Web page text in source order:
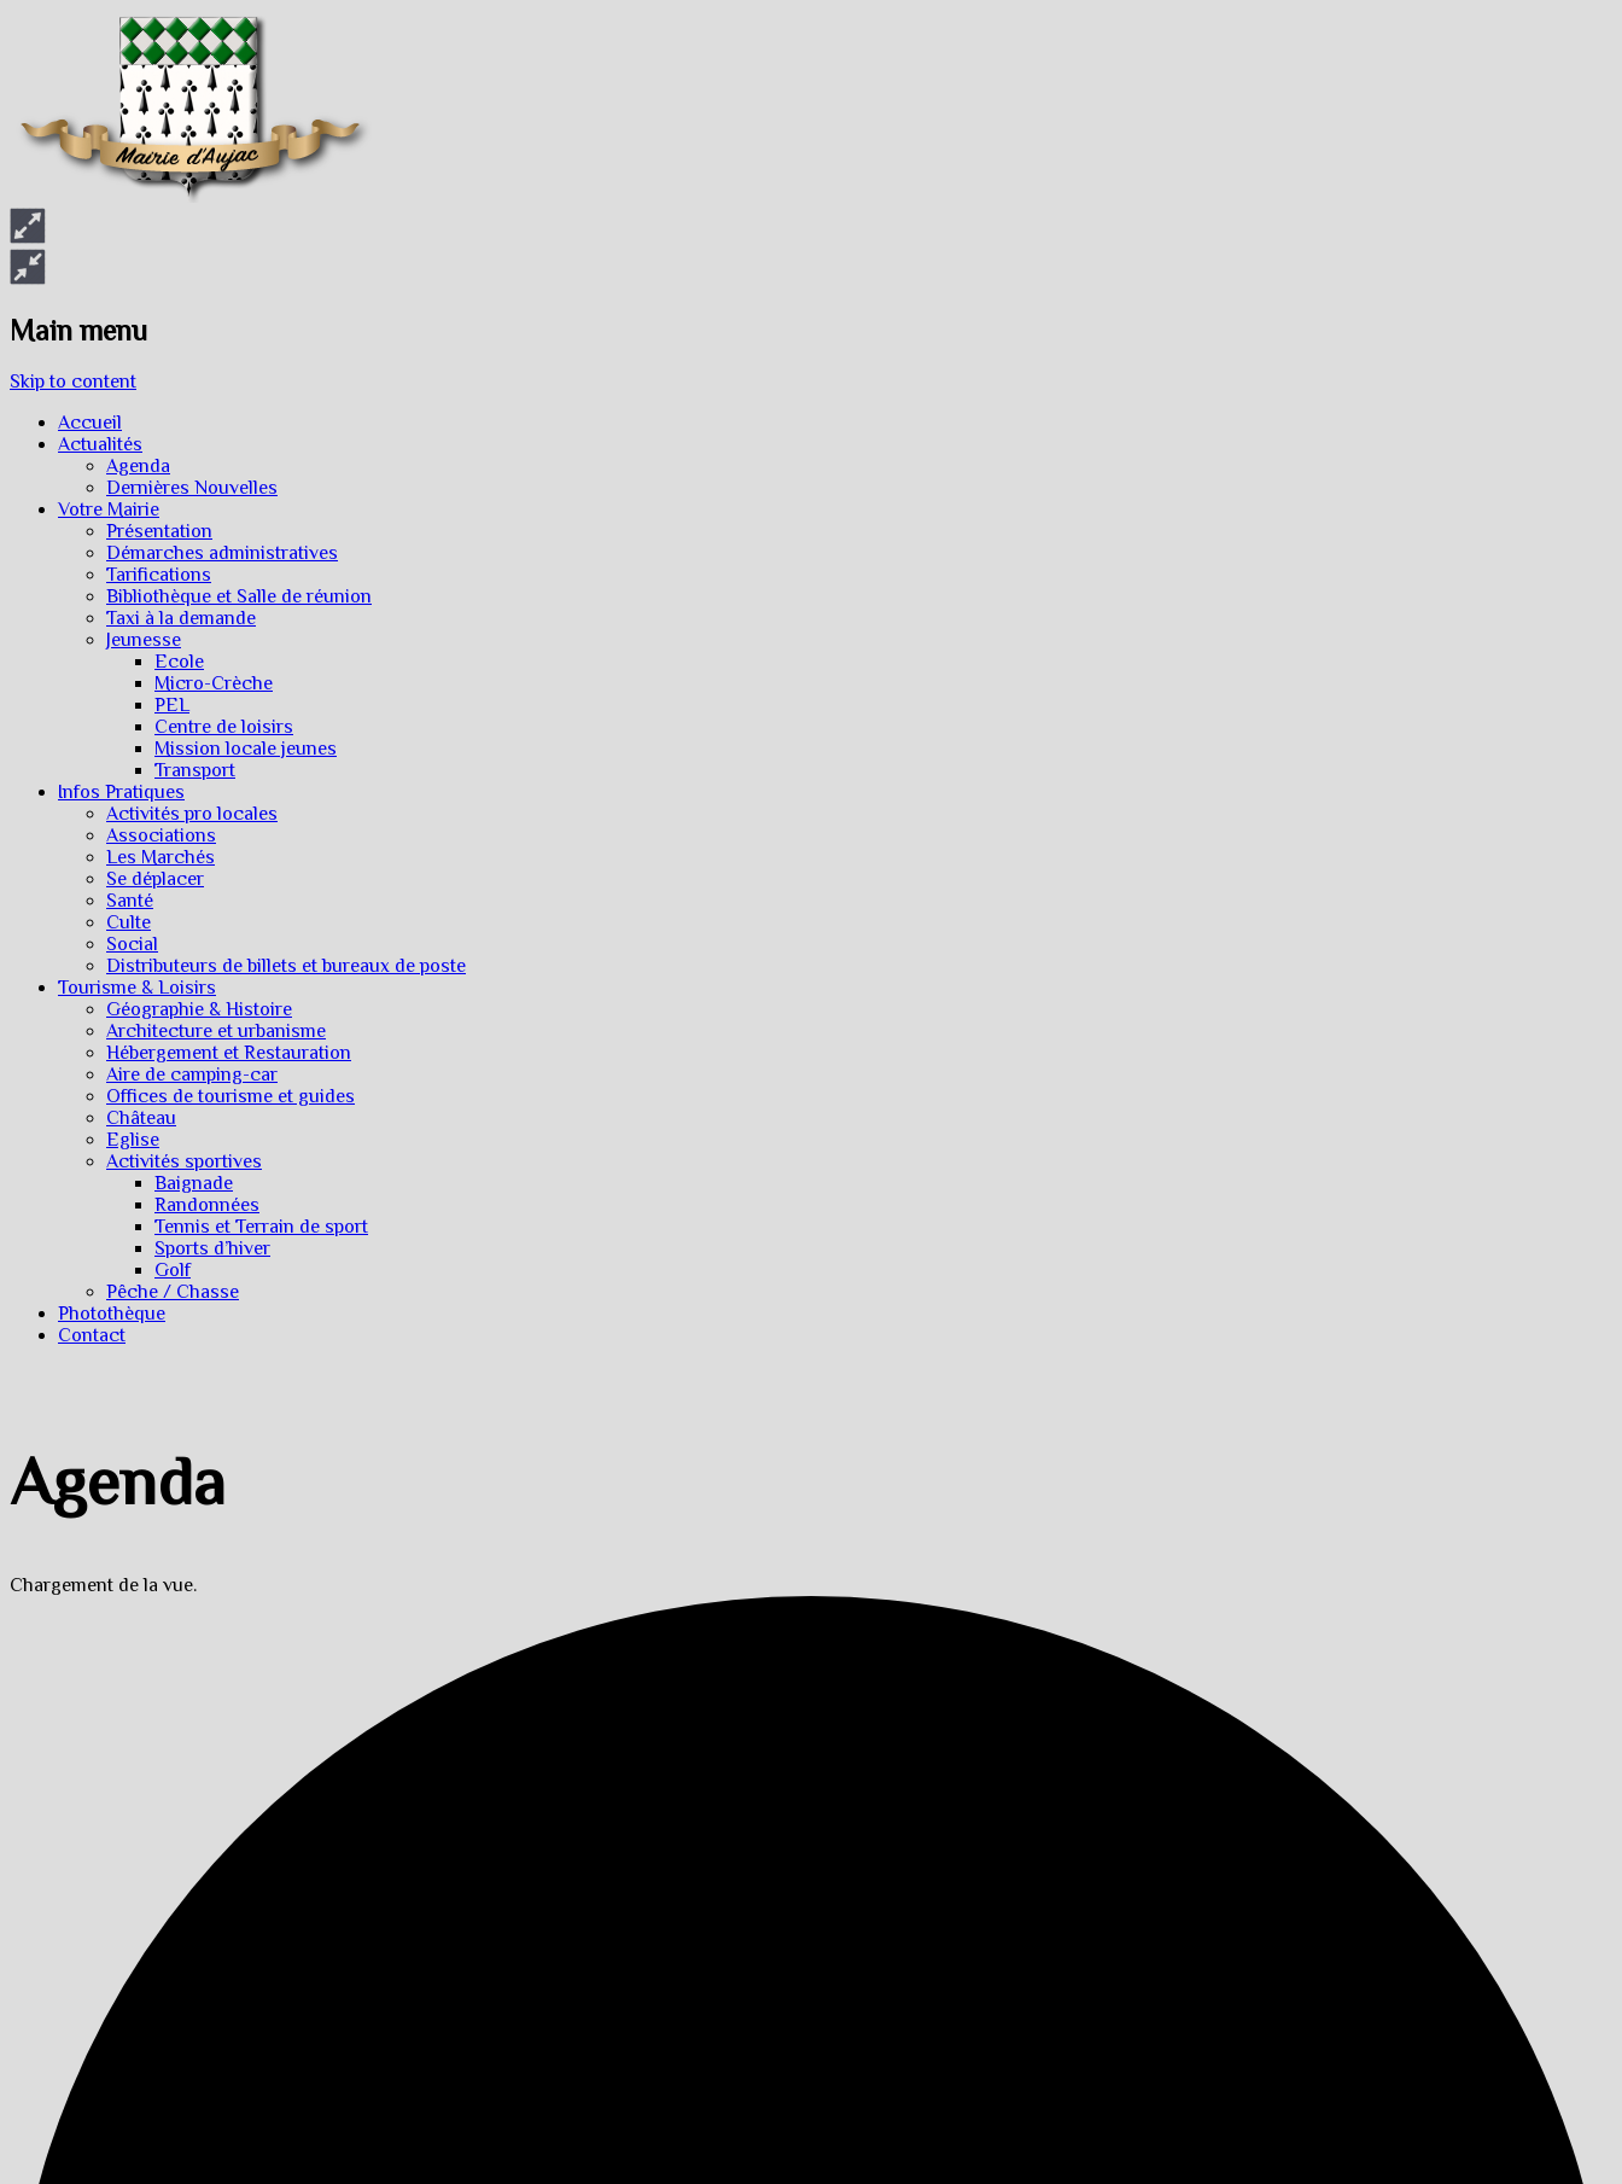
Main menu
Skip to content
Accueil
Actualités
Agenda
Dernières Nouvelles
Votre Mairie
Présentation
Démarches administratives
Tarifications
Bibliothèque et Salle de réunion
Taxi à la demande
Jeunesse
Ecole
Micro-Crèche
PEL
Centre de loisirs
Mission locale jeunes
Transport
Infos Pratiques
Activités pro locales
Associations
Les Marchés
Se déplacer
Santé
Culte
Social
Distributeurs de billets et bureaux de poste
Tourisme & Loisirs
Géographie & Histoire
Architecture et urbanisme
Hébergement et Restauration
Aire de camping-car
Offices de tourisme et guides
Château
Eglise
Activités sportives
Baignade
Randonnées
Tennis et Terrain de sport
Sports d’hiver
Golf
Pêche / Chasse
Photothèque
Contact
Agenda
Chargement de la vue.